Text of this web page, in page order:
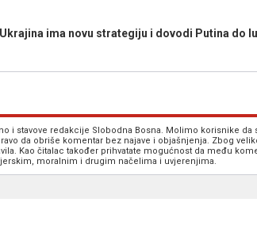
Ukrajina ima novu strategiju i dovodi Putina do
i stavove redakcije Slobodna Bosna. Molimo korisnike da
da obriše komentar bez najave i objašnjenja. Zbog
Kao čitalac također prihvatate mogućnost da među
moralnim i drugim načelima i uvjerenjima.